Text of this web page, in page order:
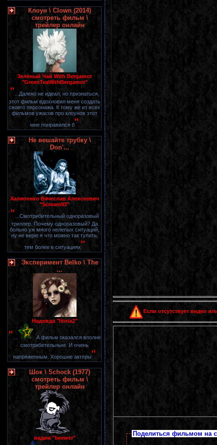
Клоун \ Clown (2014)
смотреть фильм \
трейлер онлайн
Зелёный Чай With Bergamot
"GreenTeaWithBergamot"
" ...Далеко не идеал, но признаться,
этот фильм вдохновил меня создать
своего персонажа. К тому же из всех
фильмов ужасов про клоунов этот
мне понравился б"
Не вешайте трубку \
Don'...
Халипенко Вячеслав Алексеевич
"Scream93"
" ...Смотрибительный одноразовый
триллер. Почему одноразовый? Да
больно уж много нелепых ситуаций,
ну не верю я что можно так тупить,
тем более в ситуациях"
Эксперимент Belko \ The
...
Надежда "litota2"
"
А фильм оказался вполне
смотрибетельным. И очень
напряженным. Хорошие актеры"
Шок \ Schock (1977)
смотреть фильм \
трейлер онлайн
вадим "beewer"
Если отсутствует видео
Поделиться фильмом на